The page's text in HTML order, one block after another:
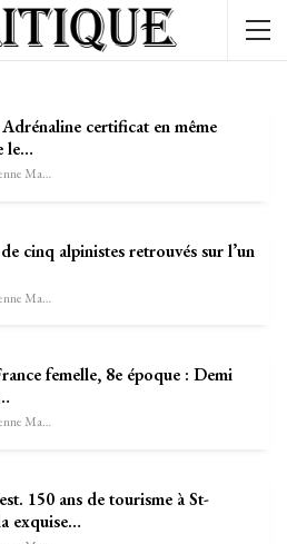
certificat en même
le…
Sébastien-Étienne Marechal
cinq alpinistes retrouvés sur l’un
Sébastien-Étienne Marechal
femelle, 8e époque : Demi
Sébastien-Étienne Marechal
150 ans de tourisme à St-
exquise…